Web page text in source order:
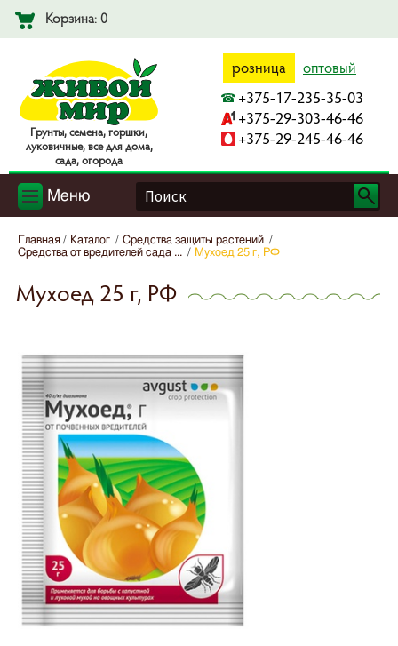
Корзина: 0
Гpyнты, ceмeнa, гopшки,
лyкoвичныe, вce для дoмa,
caдa, oгopoдa
розница оптовый
+375-17-235-35-03
+375-29-303-46-46
+375-29-245-46-46
Меню
Главная Каталог
Средства защиты растений
Средства от вредителей сада ...
Мухоед 25 г, РФ
Мухоед 25 г, РФ